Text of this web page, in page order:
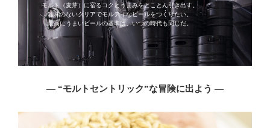
モルト（麦芽）に宿るコクとうまみをとことん引き出す。
雑味のないクリアでモルティなビールをつくりたい。
最高にうまいビールの基準は、いつの時代も同じだ。
― “モルトセントリック”な冒険に出よう ―